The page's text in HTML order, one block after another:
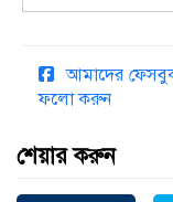
আমাদের
ফলো করুন
শেয়ার করুন